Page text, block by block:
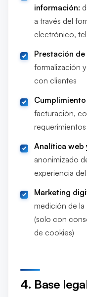
información:
a través del
electrónico,
Prestación
formalización
con clientes
facturación,
Analítica web
anonimizado
experiencia
Marketing
medición de la
(solo con
de cookies)
4. Base